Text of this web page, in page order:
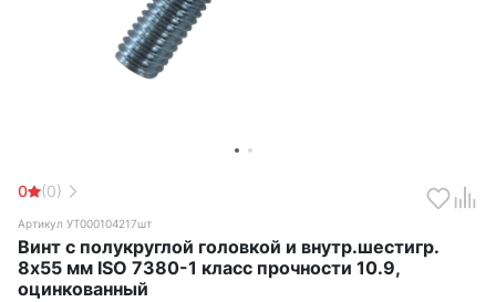
0 (0)
Артикул УТ000104217шт
Винт с полукруглой головкой и внутр.шестигр.
8х55 мм ISO 7380-1 класс прочности 10.9,
оцинкованный